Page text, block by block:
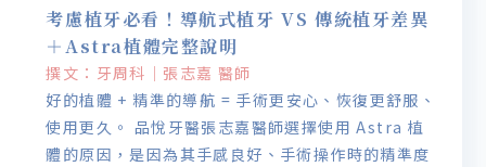
考慮植牙必看！導航式植牙 VS 傳統植牙差異
＋Astra植體完整說明
撰文：牙周科｜張志嘉 醫師
好的植體 + 精準的導航 = 手術更安心、恢復更舒服、
使用更久。 品悅牙醫張志嘉醫師選擇使用 Astra 植
體的原因，是因為其手感良好、手術操作時的精準度